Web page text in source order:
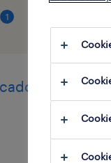
1